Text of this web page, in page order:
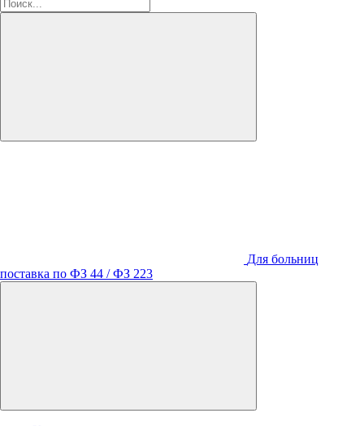
Для больниц
поставка по ФЗ 44 / ФЗ 223